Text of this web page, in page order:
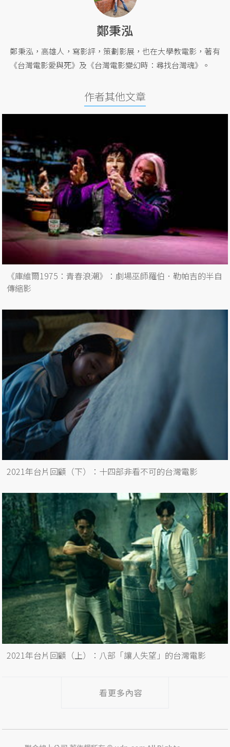
鄭秉泓
鄭秉泓，高雄人，寫影評，策劃影展，也在大學教電影，著有
《台灣電影愛與死》及《台灣電影變幻時：尋找台灣魂》。
作者其他文章
《庫維爾1975：青春浪潮》：劇場巫師羅伯．勒帕吉的半自
傳縮影
2021年台片回顧（下）：十四部非看不可的台灣電影
2021年台片回顧（上）：八部「讓人失望」的台灣電影
看更多內容